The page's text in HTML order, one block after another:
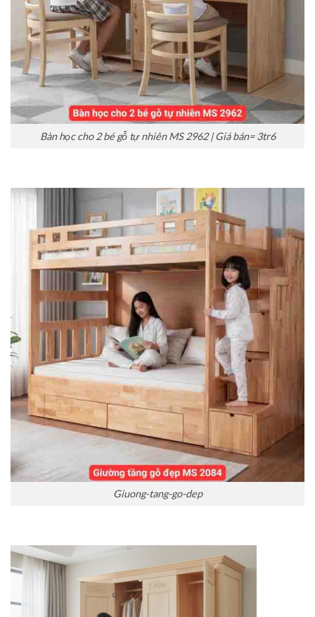
Bàn học cho 2 bé gỗ tự nhiên MS 2962 | Giá bán= 3tr6
Giuong-tang-go-dep